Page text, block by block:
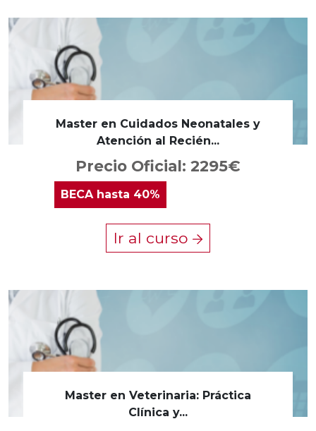
Master en Cuidados Neonatales y
Atención al Recién...
Precio Oficial: 2295€
BECA hasta 40%
Ir al curso
Master en Veterinaria: Práctica
Clínica y...